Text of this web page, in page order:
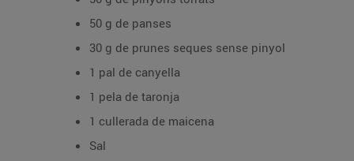
50 g de panses
30 g de prunes seques sense pinyol
1 pal de canyella
1 pela de taronja
1 cullerada de maicena
Sal